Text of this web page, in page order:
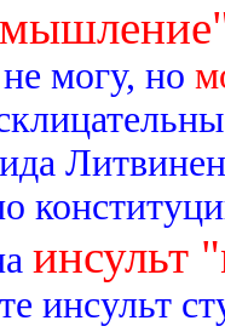
могу, но
инсульт
инсульт